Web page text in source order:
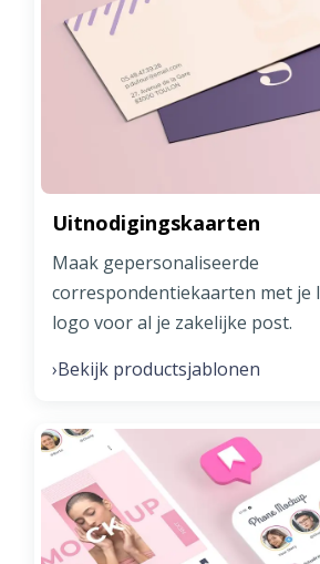
Uitnodigingskaarten
Maak gepersonaliseerde
correspondentiekaarten met je
logo voor al je zakelijke post.
›Bekijk productsjablonen